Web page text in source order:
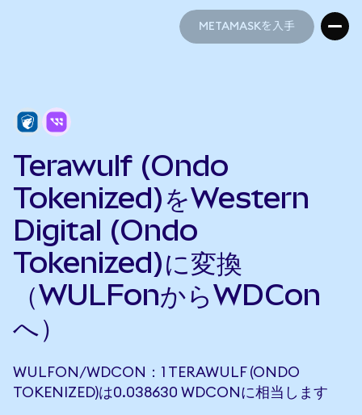
METAMASKを入手
Terawulf (Ondo
Tokenized)をWestern
Digital (Ondo
Tokenized)に変換
（WULFonからWDCon
へ）
WULFON/WDCON：1 TERAWULF (ONDO
TOKENIZED)は0.038630 WDCONに相当します